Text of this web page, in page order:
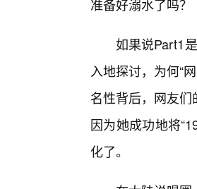
准备好溺水了吗？
如果说Part1
入地探讨，为何“
名性背后，网友
因为她成功地将
化了。